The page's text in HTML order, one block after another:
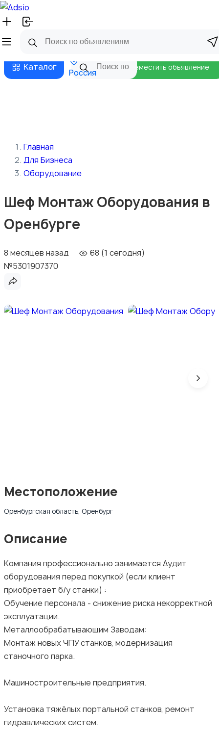
Русский
Бизнес тарифы
Каталог
Россия
Разместить объявление
Главная
Для Бизнеса
Оборудование
Шеф Монтаж Оборудования в
Оренбурге
8 месяцев назад
68 (1 сегодня)
№5301907370
Местоположение
Оренбургская область, Оренбург
Описание
Компания профессионально занимается Аудит
оборудования перед покупкой (если клиент
приобретает б/у станки) :
Обучение персонала - снижение риска некорректной
эксплуатации.
Металлообрабатывающим Заводам:
Монтаж новых ЧПУ станков, модернизация
станочного парка.
Машиностроительные предприятия.
Установка тяжёлых портальной станков, ремонт
гидравлических систем.